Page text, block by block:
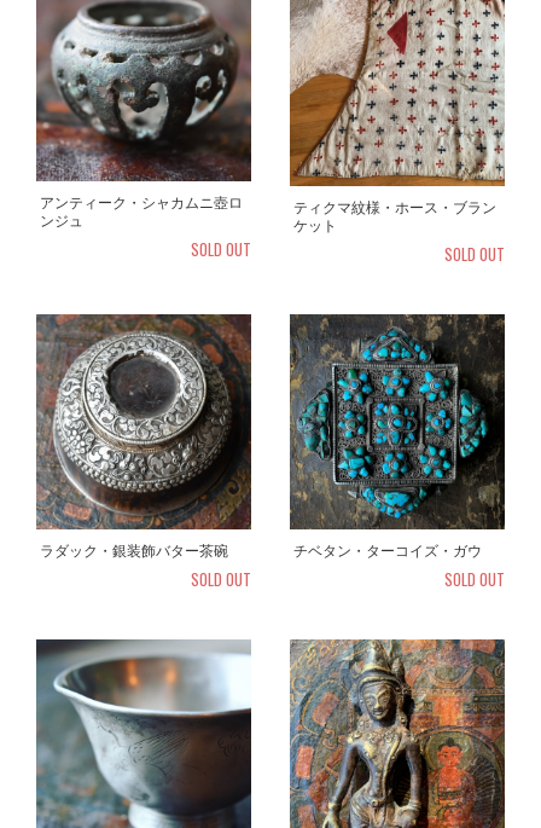
アンティーク・シャカムニ壺ロ
ンジュ
SOLD OUT
ティクマ紋様・ホース・ブラン
ケット
SOLD OUT
ラダック・銀装飾バター茶碗
SOLD OUT
チベタン・ターコイズ・ガウ
SOLD OUT